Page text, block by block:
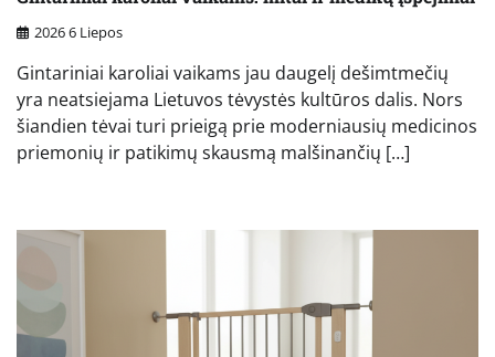
2026 6 Liepos
Gintariniai karoliai vaikams jau daugelį dešimtmečių
yra neatsiejama Lietuvos tėvystės kultūros dalis. Nors
šiandien tėvai turi prieigą prie moderniausių medicinos
priemonių ir patikimų skausmą malšinančių […]